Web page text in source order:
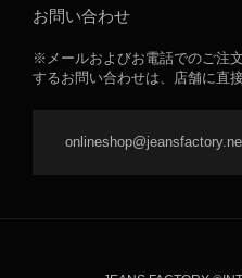
お問い合わせ
※メールおよびお電話でのご注
するお問い合わせは、店舗に直